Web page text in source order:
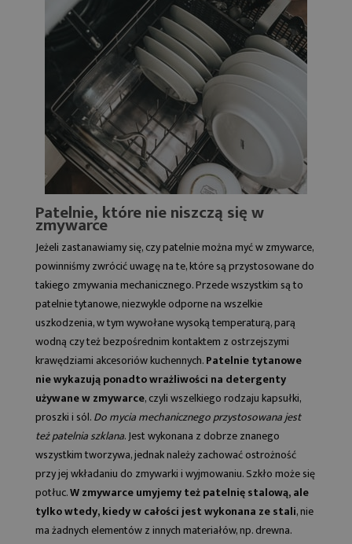
Patelnie, które nie niszczą się w
zmywarce
Jeżeli zastanawiamy się, czy patelnie można myć w zmywarce,
powinniśmy zwrócić uwagę na te, które są przystosowane do
takiego zmywania mechanicznego. Przede wszystkim są to
patelnie tytanowe, niezwykle odporne na wszelkie
uszkodzenia, w tym wywołane wysoką temperaturą, parą
wodną czy też bezpośrednim kontaktem z ostrzejszymi
krawędziami akcesoriów kuchennych.Patelnie tytanowe
nie wykazują ponadto wrażliwości na detergenty
używane w zmywarce, czyli wszelkiego rodzaju kapsułki,
proszki i sól.Do mycia mechanicznego przystosowana jest
też patelnia szklana. Jest wykonana z dobrze znanego
wszystkim tworzywa, jednak należy zachować ostrożność
przy jej wkładaniu do zmywarki i wyjmowaniu. Szkło może się
potłuc.W zmywarce umyjemy też patelnię stalową, ale
tylko wtedy, kiedy w całości jest wykonana ze stali, nie
ma żadnych elementów z innych materiałów, np. drewna.